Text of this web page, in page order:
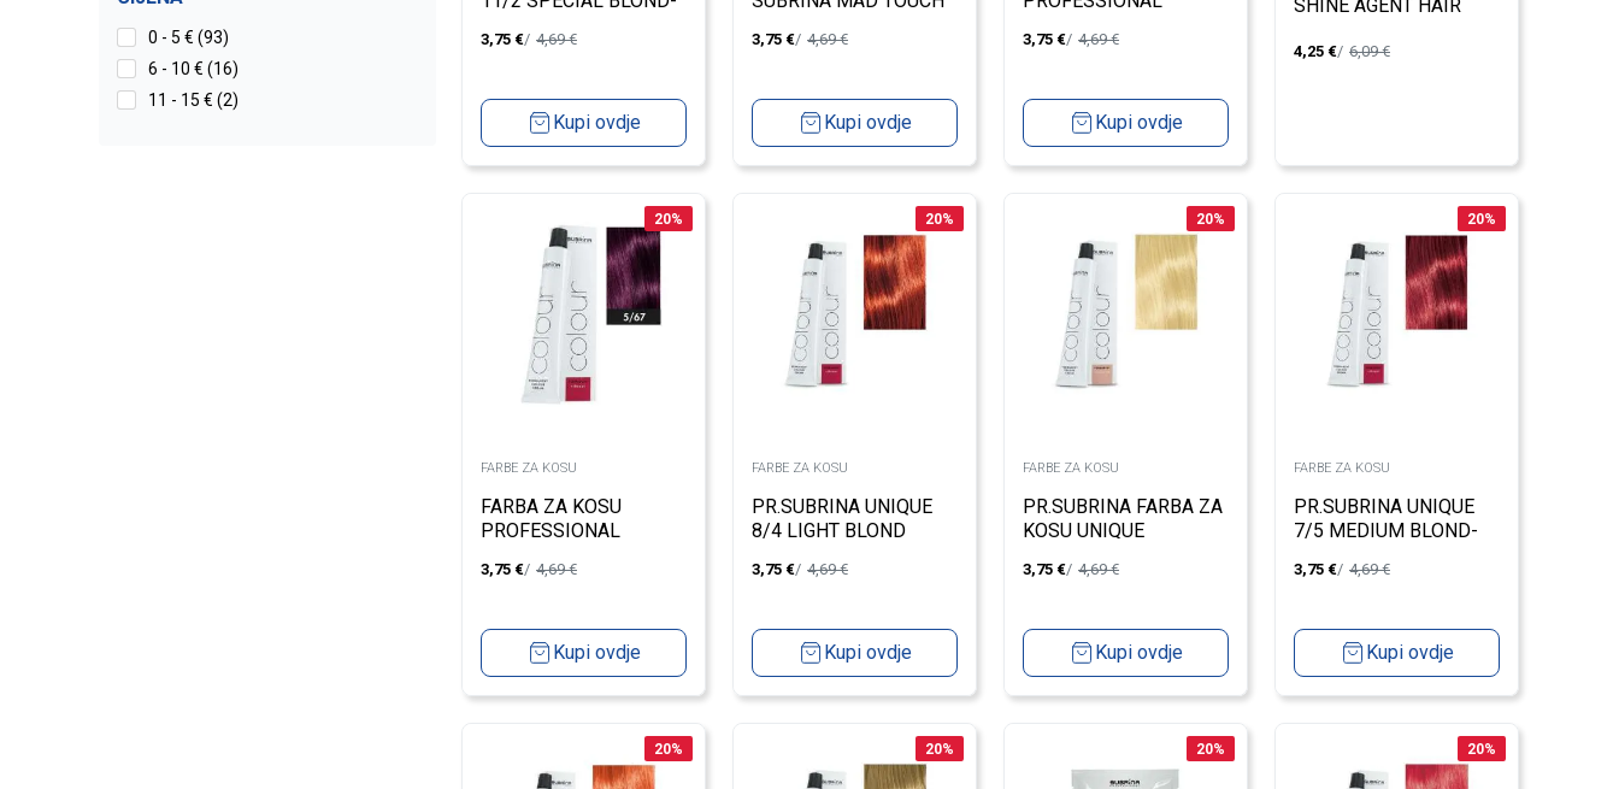
0 - 5 € (93)
6 - 10 € (16)
11 - 15 € (2)
3,75 € 4,69€
Kupi ovdje
3,75 € 4,69€
Kupi ovdje
BLOND 100ML
3,75 € 4,69€
Kupi ovdje
SHINE AGENT HAIR
4,25 € 6,09€
20%
FARBE ZA KOSU
FARBA ZA KOSU
PROFESSIONAL
BROWN 100ML
3,75 € 4,69€
Kupi ovdje
20%
FARBE ZA KOSU
PR.SUBRINA UNIQUE
8/4 LIGHT BLOND
3,75 € 4,69€
Kupi ovdje
20%
FARBE ZA KOSU
PR.SUBRINA FARBA ZA
KOSU UNIQUE
3,75 € 4,69€
Kupi ovdje
20%
FARBE ZA KOSU
PR.SUBRINA UNIQUE
7/5 MEDIUM BLOND-
3,75 € 4,69€
Kupi ovdje
20% 20% 20% 20%